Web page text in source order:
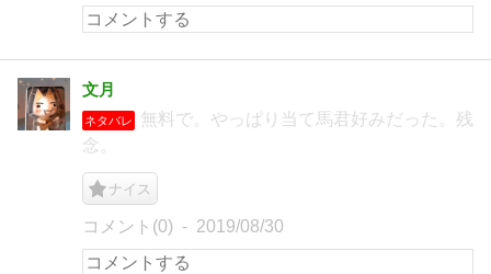
文月
ネタバレ
無料で。やっぱり当て馬君好みだった。残
念。
ナイス
コメント(0) 2019/08/30